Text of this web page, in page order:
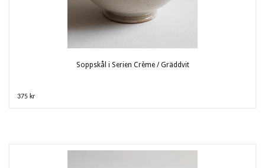
Soppskål i Serien Crème / Gräddvit
375 kr